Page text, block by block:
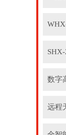
数字
远程